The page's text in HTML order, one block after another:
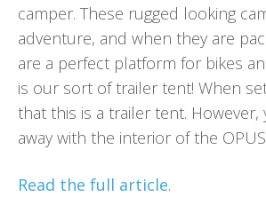
camper. These rugged looking
adventure, and when they are
are a perfect platform for bikes
is our sort of trailer tent! When
that this is a trailer tent. However,
away with the interior of the
Read the full article.